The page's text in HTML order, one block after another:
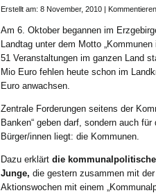
Erstellt am: 8 November, 2010 | Kommentieren
Am 6. Oktober begannen im
Landtag unter dem Motto
51 Veranstaltungen im ganzen Land
Mio Euro fehlen heute schon im
Euro anwachsen.
Zentrale Forderungen seitens der
Banken“ geben darf, sondern auch
Bürger/innen liegt: die Kommunen.
Dazu erklärt die
Junge, die gestern zusammen mit
Aktionswochen mit einem